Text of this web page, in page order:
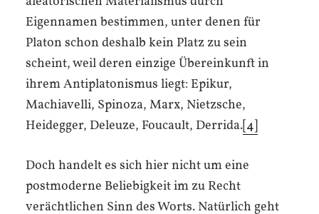
Eigennamen bestimmen, unter denen für
Platon schon deshalb kein Platz zu sein
scheint, weil deren einzige Übereinkunft in
ihrem Antiplatonismus liegt: Epikur,
Machiavelli, Spinoza, Marx, Nietzsche,
Heidegger, Deleuze, Foucault, Derrida.[4]
Doch handelt es sich hier nicht um eine
postmoderne Beliebigkeit im zu Recht
verächtlichen Sinn des Worts. Natürlich geht